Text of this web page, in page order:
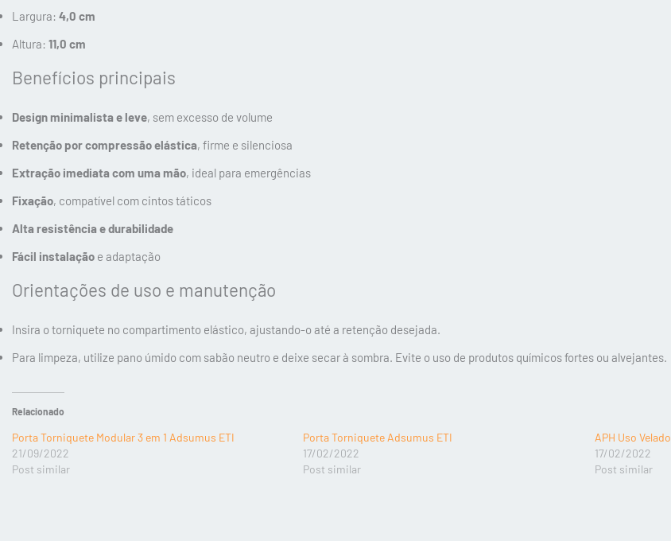
Largura: 4,0 cm
Altura: 11,0 cm
Benefícios principais
Design minimalista e leve, sem excesso de volume
Retenção por compressão elástica, firme e silenciosa
Extração imediata com uma mão, ideal para emergências
Fixação, compatível com cintos táticos
Alta resistência e durabilidade
Fácil instalação e adaptação
Orientações de uso e manutenção
Insira o torniquete no compartimento elástico, ajustando-o até a retenção desejada.
Para limpeza, utilize pano úmido com sabão neutro e deixe secar à sombra. Evite o uso de produtos químicos fortes ou alvejantes.
Relacionado
Porta Torniquete Modular 3 em 1 Adsumus ETI
21/09/2022
Post similar
Porta Torniquete Adsumus ETI
17/02/2022
Post similar
APH Uso
17/02/2022
Post similar